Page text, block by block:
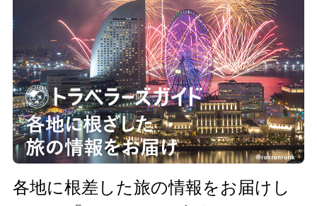
各地に根差した旅の情報をお届けし